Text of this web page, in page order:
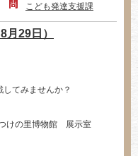
こども発達支援課
29日）
てみませんか？
けの里博物館 展示室